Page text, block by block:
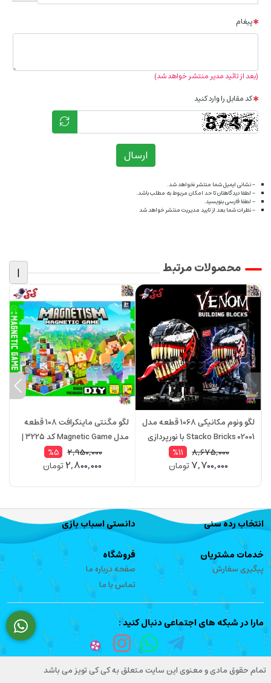
پیغام
(بعد از تائید مدیر منتشر خواهد شد)
کد مقابل را وارد کنید
ارسال
- نشانی ایمیل شما منتشر نخواهد شد.
- لطفا دیدگاهتان تا حد امکان مربوط به مطلب باشد.
- لطفا فارسی بنویسید.
- نظرات شما بعد از تایید مدیریت منتشر خواهد شد
محصولات مرتبط |
لگو ونوم مکانیکی 1068 قطعه مدل
Stacko Bricks 02001 با نورپردازی
8,675,000
%11
7,700,000تومان
لگو مگنتی ماینکرافت 108 قطعه
مدل Magnetic Game کد 3225 |
2,950,000
%5
2,800,000تومان
انتخاب رده سنی دانستی اسباب بازی
خدمات مشتریان
پیگیری سفارش
فروشگاه
صفحه درباره ما
تماس با ما
مارا در شبکه های اجتماعی دنبال کنید :
تمام حقوق مادی و معنوی این سایت متعلق به کی کی تویز می باشد